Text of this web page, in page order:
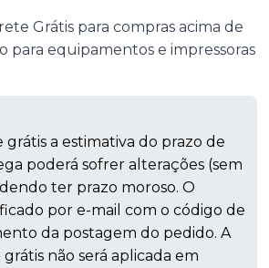
Grátis para compras acima de
para equipamentos e impressoras
grátis a estimativa do prazo de
poderá sofrer alterações (sem
ter prazo moroso. O
por e-mail com o código de
da postagem do pedido. A
não será aplicada em